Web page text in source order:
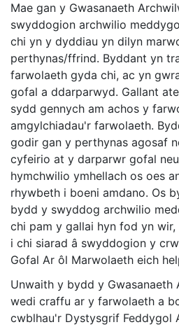
Mae gan y Gwasanaeth
swyddogion archwilio
chi yn y dyddiau yn dilyn
perthynas/ffrind. Byddant yn
farwolaeth gyda chi, ac yn
gofal a ddarparwyd. Gallant
sydd gennych am achos y
amgylchiadau'r farwolaeth.
godir gan y perthynas agosaf
cyfeirio at y darparwr gofal
hymchwilio ymhellach os oes
rhywbeth i boeni amdano. Os
bydd y swyddog archwilio
chi pam y gallai hyn fod yn
i chi siarad â swyddogion y
Gofal Ar ôl Marwolaeth eich
Unwaith y bydd y
wedi craffu ar y farwolaeth a
cwblhau'r Dystysgrif Feddygol